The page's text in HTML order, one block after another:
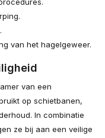
van het hagelgeweer.
van een
op schietbanen,
In combinatie
ze bij aan een veilige